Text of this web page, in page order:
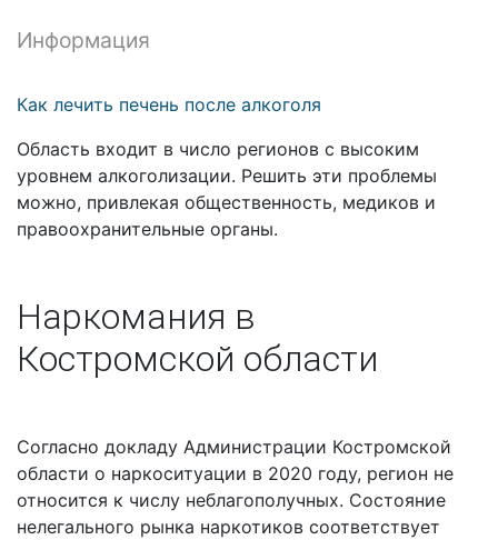
Информация
Как лечить печень после алкоголя
Область входит в число регионов с высоким
уровнем алкоголизации. Решить эти проблемы
можно, привлекая общественность, медиков и
правоохранительные органы.
Наркомания в
Костромской области
Согласно докладу Администрации Костромской
области о наркоситуации в 2020 году, регион не
относится к числу неблагополучных. Состояние
нелегального рынка наркотиков соответствует